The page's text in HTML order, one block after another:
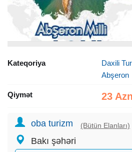
Kateqoriya
Daxili
Abşeron
Qiymət 23 Azn
oba turizm (Bütün Elanları)
Bakı şəhəri